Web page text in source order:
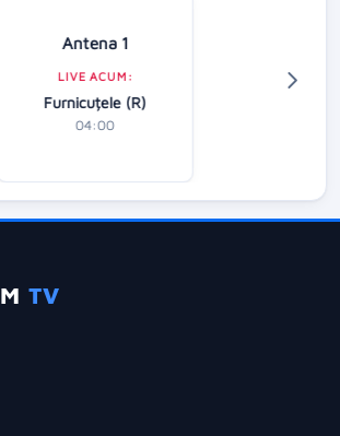
Antena 1
LIVE ACUM:
Furnicuțele (R)
04:00
TV